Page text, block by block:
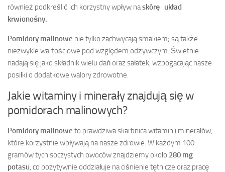
również podkreślić ich korzystny wpływ naskórę i układ
krwionośny.
Pomidory malinowe nie tylko zachwycają smakiem; są także
niezwykle wartościowe pod względem odżywczym. Świetnie
nadają się jako składnik wielu dań oraz sałatek, wzbogacając nasze
posiłki o dodatkowe walory zdrowotne.
Jakie witaminy i minerały znajdują się w
pomidorach malinowych?
Pomidory malinowe to prawdziwa skarbnica witamin i minerałów,
które korzystnie wpływają na nasze zdrowie. W każdym 100
gramów tych soczystych owoców znajdziemy około 280 mg
potasu, co pozytywnie oddziałuje na ciśnienie tętnicze oraz pracę